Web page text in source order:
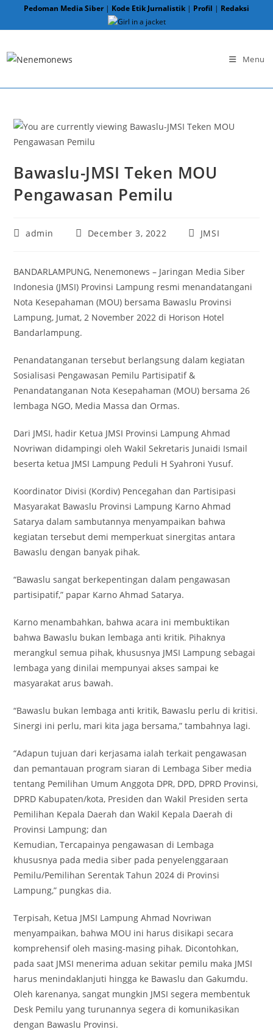
Pedoman Media Siber| Kode Etik Jurnalistik | Profil | Redaksi
Menu
Bawaslu-JMSI Teken MOU
Pengawasan Pemilu
Postadmin
PostDecember 3, 2022
PostJMSI
BANDARLAMPUNG, Nenemonews – Jaringan Media Siber
Indonesia (JMSI) Provinsi Lampung resmi menandatangani
Nota Kesepahaman (MOU) bersama Bawaslu Provinsi
Lampung, Jumat, 2 November 2022 di Horison Hotel
Bandarlampung.
Penandatanganan tersebut berlangsung dalam kegiatan
Sosialisasi Pengawasan Pemilu Partisipatif &
Penandatanganan Nota Kesepahaman (MOU) bersama 26
lembaga NGO, Media Massa dan Ormas.
Dari JMSI, hadir Ketua JMSI Provinsi Lampung Ahmad
Novriwan didampingi oleh Wakil Sekretaris Junaidi Ismail
beserta ketua JMSI Lampung Peduli H Syahroni Yusuf.
Koordinator Divisi (Kordiv) Pencegahan dan Partisipasi
Masyarakat Bawaslu Provinsi Lampung Karno Ahmad
Satarya dalam sambutannya menyampaikan bahwa
kegiatan tersebut demi memperkuat sinergitas antara
Bawaslu dengan banyak pihak.
“Bawaslu sangat berkepentingan dalam pengawasan
partisipatif,” papar Karno Ahmad Satarya.
Karno menambahkan, bahwa acara ini membuktikan
bahwa Bawaslu bukan lembaga anti kritik. Pihaknya
merangkul semua pihak, khususnya JMSI Lampung sebagai
lembaga yang dinilai mempunyai akses sampai ke
masyarakat arus bawah.
“Bawaslu bukan lembaga anti kritik, Bawaslu perlu di kritisi.
Sinergi ini perlu, mari kita jaga bersama,” tambahnya lagi.
“Adapun tujuan dari kerjasama ialah terkait pengawasan
dan pemantauan program siaran di Lembaga Siber media
tentang Pemilihan Umum Anggota DPR, DPD, DPRD Provinsi,
DPRD Kabupaten/kota, Presiden dan Wakil Presiden serta
Pemilihan Kepala Daerah dan Wakil Kepala Daerah di
Provinsi Lampung; dan
Kemudian, Tercapainya pengawasan di Lembaga
khususnya pada media siber pada penyelenggaraan
Pemilu/Pemilihan Serentak Tahun 2024 di Provinsi
Lampung,” pungkas dia.
Terpisah, Ketua JMSI Lampung Ahmad Novriwan
menyampaikan, bahwa MOU ini harus disikapi secara
komprehensif oleh masing-masing pihak. Dicontohkan,
pada saat JMSI menerima aduan sekitar pemilu maka JMSI
harus menindaklanjuti hingga ke Bawaslu dan Gakumdu.
Oleh karenanya, sangat mungkin JMSI segera membentuk
Desk Pemilu yang turunannya segera di komunikasikan
dengan Bawaslu Provinsi.